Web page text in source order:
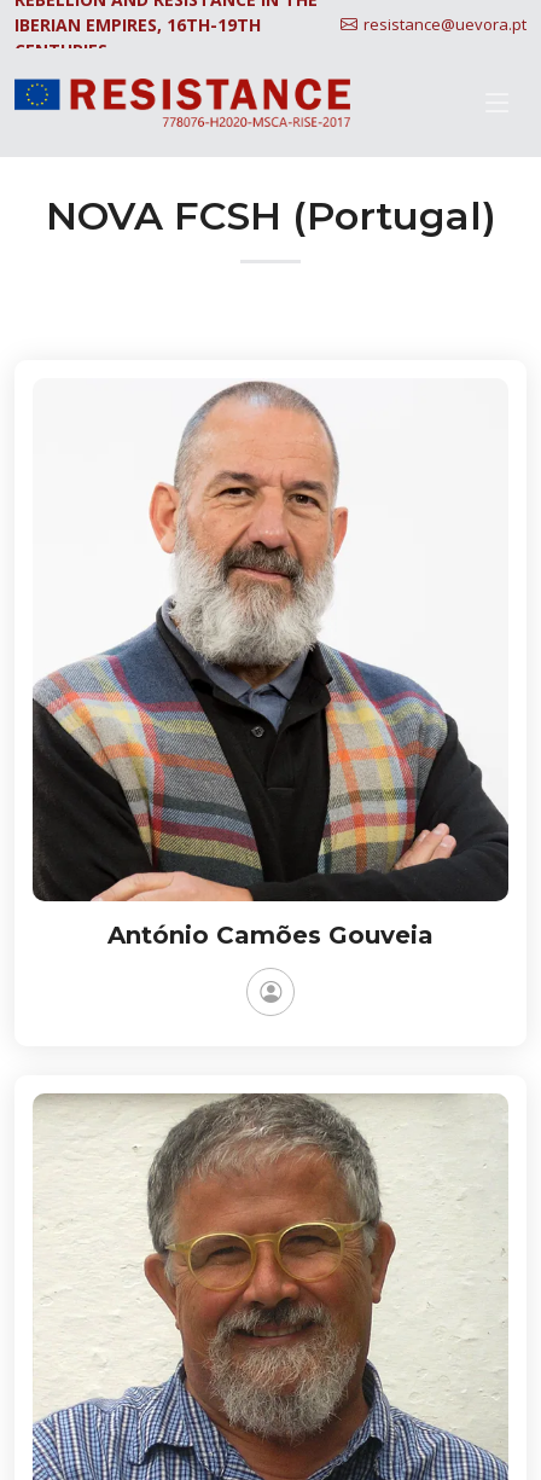
IBERIAN EMPIRES, 16TH-19TH
CENTURIES.
resistance@uevora.pt
NOVA FCSH (Portugal)
António Camões Gouveia